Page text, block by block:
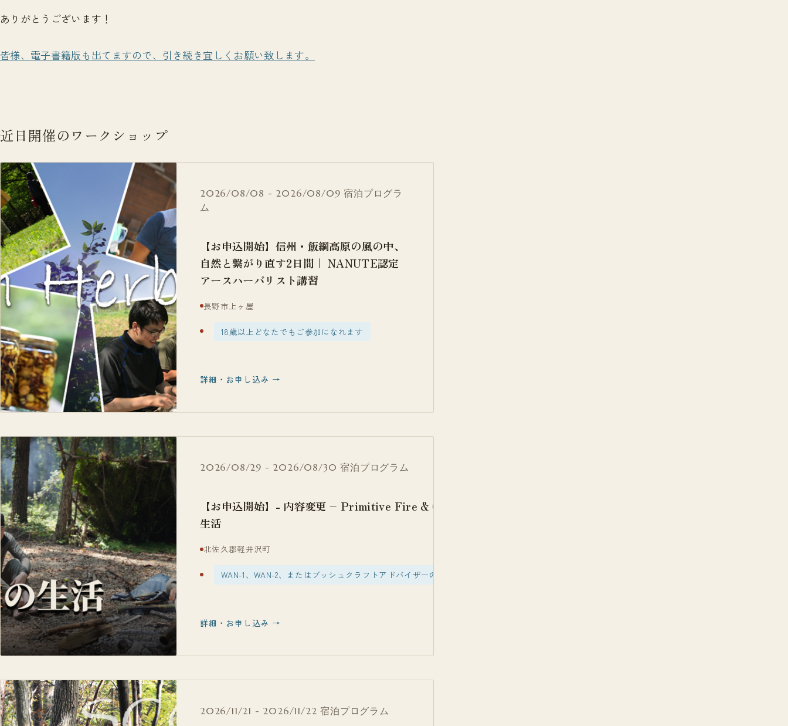
ありがとうございます！
皆様、電子書籍版も出てますので、引き続き宜しくお願い致します。
近日開催のワークショップ
2026/08/08 - 2026/08/09宿泊プログラ
ム
【お申込開始】信州・飯綱高原の風の中、
自然と繋がり直す2日間｜ NANUTE認定
アースハーバリスト講習
長野市上ヶ屋
18歳以上どなたでもご参加になれます
詳細・お申し込み →
2026/08/29 - 2026/08/30宿泊プログラム
【お申込開始】- 内容変更 – Primitive Fire & Cooking WAN族の
生活
北佐久郡軽井沢町
WAN-1、WAN-2、またはブッシュクラフトアドバイザーの何れかに参加された方
詳細・お申し込み →
2026/11/21 - 2026/11/22宿泊プログラム